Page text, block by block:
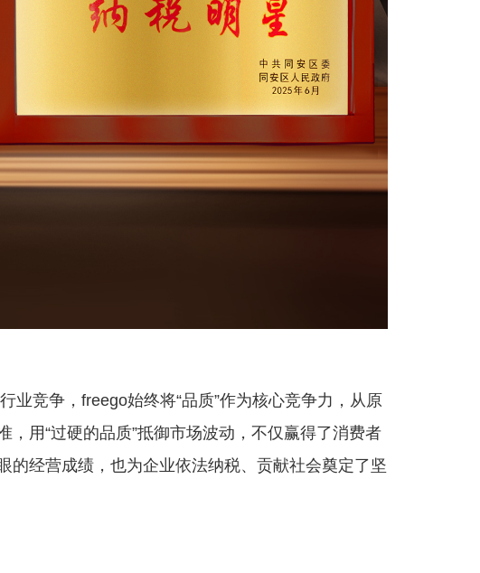
业竞争，freego始终将“品质”作为核心竞争力，从原
用“过硬的品质”抵御市场波动，不仅赢得了消费者
的经营成绩，也为企业依法纳税、贡献社会奠定了坚